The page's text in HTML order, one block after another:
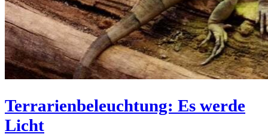
Terrarienbeleuchtung: Es werde
Licht